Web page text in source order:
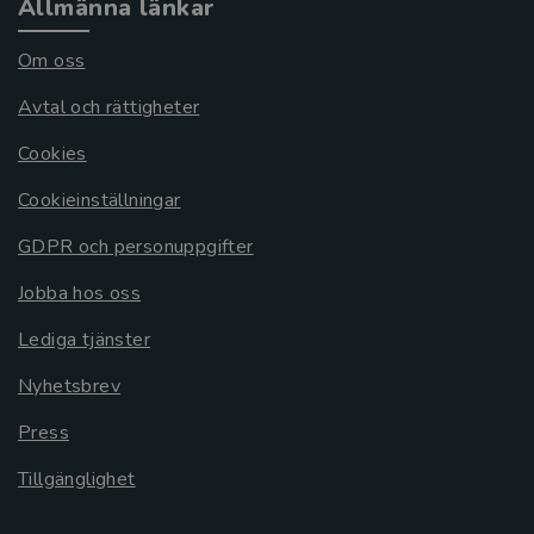
Allmänna länkar
Om oss
Avtal och rättigheter
Cookies
Cookieinställningar
GDPR och personuppgifter
Jobba hos oss
Lediga tjänster
Nyhetsbrev
Press
Tillgänglighet